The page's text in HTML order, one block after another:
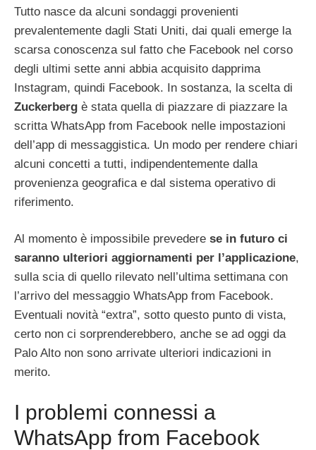
Tutto nasce da alcuni sondaggi provenienti
prevalentemente dagli Stati Uniti, dai quali emerge la
scarsa conoscenza sul fatto che Facebook nel corso
degli ultimi sette anni abbia acquisito dapprima
Instagram, quindi Facebook. In sostanza, la scelta di
Zuckerberg è stata quella di piazzare di piazzare la
scritta WhatsApp from Facebook nelle impostazioni
dell’app di messaggistica. Un modo per rendere chiari
alcuni concetti a tutti, indipendentemente dalla
provenienza geografica e dal sistema operativo di
riferimento.
Al momento è impossibile prevedere se in futuro ci
saranno ulteriori aggiornamenti per l’applicazione,
sulla scia di quello rilevato nell’ultima settimana con
l’arrivo del messaggio WhatsApp from Facebook.
Eventuali novità “extra”, sotto questo punto di vista,
certo non ci sorprenderebbero, anche se ad oggi da
Palo Alto non sono arrivate ulteriori indicazioni in
merito.
I problemi connessi a
WhatsApp from Facebook